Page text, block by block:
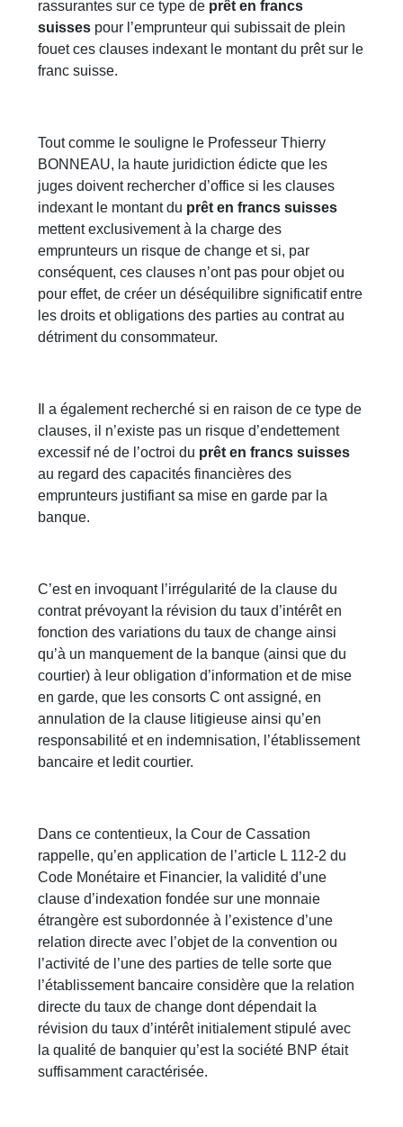
rassurantes sur ce type de prêt en francs
suisses pour l’emprunteur qui subissait de plein
fouet ces clauses indexant le montant du prêt sur le
franc suisse.
Tout comme le souligne le Professeur Thierry
BONNEAU, la haute juridiction édicte que les
juges doivent rechercher d’office si les clauses
indexant le montant du prêt en francs suisses
mettent exclusivement à la charge des
emprunteurs un risque de change et si, par
conséquent, ces clauses n’ont pas pour objet ou
pour effet, de créer un déséquilibre significatif entre
les droits et obligations des parties au contrat au
détriment du consommateur.
Il a également recherché si en raison de ce type de
clauses, il n’existe pas un risque d’endettement
excessif né de l’octroi du prêt en francs suisses
au regard des capacités financières des
emprunteurs justifiant sa mise en garde par la
banque.
C’est en invoquant l’irrégularité de la clause du
contrat prévoyant la révision du taux d’intérêt en
fonction des variations du taux de change ainsi
qu’à un manquement de la banque (ainsi que du
courtier) à leur obligation d’information et de mise
en garde, que les consorts C ont assigné, en
annulation de la clause litigieuse ainsi qu’en
responsabilité et en indemnisation, l’établissement
bancaire et ledit courtier.
Dans ce contentieux, la Cour de Cassation
rappelle, qu’en application de l’article L 112-2 du
Code Monétaire et Financier, la validité d’une
clause d’indexation fondée sur une monnaie
étrangère est subordonnée à l’existence d’une
relation directe avec l’objet de la convention ou
l’activité de l’une des parties de telle sorte que
l’établissement bancaire considère que la relation
directe du taux de change dont dépendait la
révision du taux d’intérêt initialement stipulé avec
la qualité de banquier qu’est la société BNP était
suffisamment caractérisée.